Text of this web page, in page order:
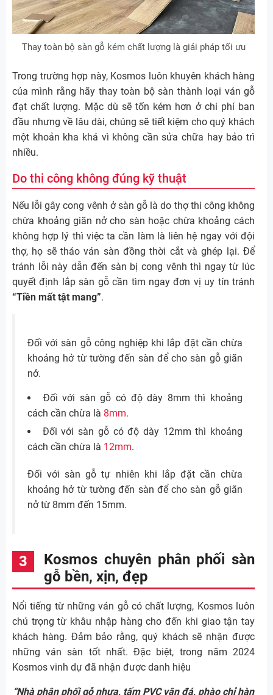
Thay toàn bộ sàn gỗ kém chất lượng là giải pháp tối ưu
Trong trường hợp này, Kosmos luôn khuyên khách hàng
của mình rằng hãy thay toàn bộ sàn thành loại ván gỗ
đạt chất lượng. Mặc dù sẽ tốn kém hơn ở chi phí ban
đầu nhưng về lâu dài, chúng sẽ tiết kiệm cho quý khách
một khoản kha khá vì không cần sửa chữa hay bảo trì
nhiều.
Do thi công không đúng kỹ thuật
Nếu lỗi gây cong vênh ở sàn gỗ là do thợ thi công không
chừa khoảng giãn nở cho sàn hoặc chừa khoảng cách
không hợp lý thì việc ta cần làm là liên hệ ngay với đội
thợ, họ sẽ tháo ván sàn đồng thời cắt và ghép lại. Để
tránh lỗi này dẫn đến sàn bị cong vênh thì ngay từ lúc
quyết định lắp sàn gỗ cần tìm ngay đơn vị uy tín tránh
“Tiền mất tật mang”.
Đối với sàn gỗ công nghiệp khi lắp đặt cần chừa
khoảng hở từ tường đến sàn để cho sàn gỗ giãn
nở.
Đối với sàn gỗ có độ dày 8mm thì khoảng
cách cần chừa là 8mm.
Đối với sàn gỗ có độ dày 12mm thì khoảng
cách cần chừa là 12mm.
Đối với sàn gỗ tự nhiên khi lắp đặt cần chừa
khoảng hở từ tường đến sàn để cho sàn gỗ giãn
nở từ 8mm đến 15mm.
Kosmos chuyên phân phối sàn
gỗ bền, xịn, đẹp
Nổi tiếng từ những ván gỗ có chất lượng, Kosmos luôn
chú trọng từ khâu nhập hàng cho đến khi giao tận tay
khách hàng. Đảm bảo rằng, quý khách sẽ nhận được
những ván sàn tốt nhất. Đặc biệt, trong năm 2024
Kosmos vinh dự đã nhận được danh hiệu
“Nhà phân phối gỗ nhựa, tấm PVC vân đá, phào chỉ hàn